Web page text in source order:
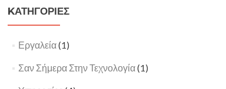
KΑΤΗΓΟΡΙΕΣ
Εργαλεία(1)
Σαν Σήμερα Στην Τεχνολογία(1)